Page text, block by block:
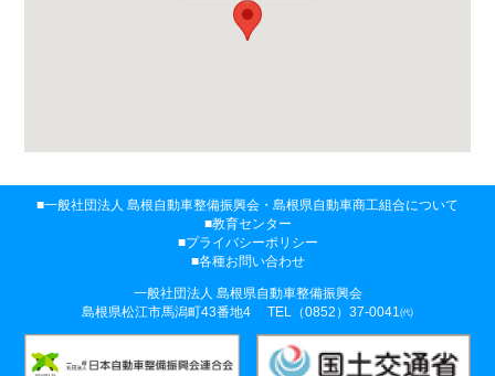
一般社団法人 島根自動車整備振興会・ 島根県自動車商工組合について
教育センター
プライバシーポリシー
各種お問い合わせ
一般社団法人 島根県自動車整備振興会
島根県松江市馬潟町43番地4
TEL（0852）37-0041㈹